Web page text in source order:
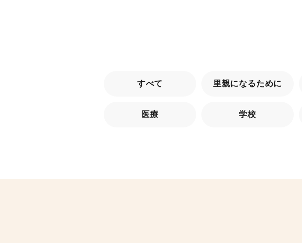
すべて 里親になるために
医療 学校